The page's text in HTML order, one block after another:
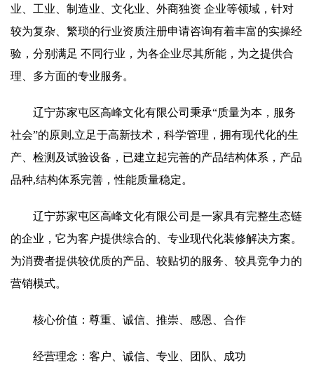
业、工业、制造业、文化业、外商独资 企业等领域，针对
较为复杂、繁琐的行业资质注册申请咨询有着丰富的实操经
验，分别满足 不同行业，为各企业尽其所能，为之提供合
理、多方面的专业服务。
辽宁苏家屯区高峰文化有限公司秉承“质量为本，服务
社会”的原则,立足于高新技术，科学管理，拥有现代化的生
产、检测及试验设备，已建立起完善的产品结构体系，产品
品种,结构体系完善，性能质量稳定。
辽宁苏家屯区高峰文化有限公司是一家具有完整生态链
的企业，它为客户提供综合的、专业现代化装修解决方案。
为消费者提供较优质的产品、较贴切的服务、较具竞争力的
营销模式。
核心价值：尊重、诚信、推崇、感恩、合作
经营理念：客户、诚信、专业、团队、成功